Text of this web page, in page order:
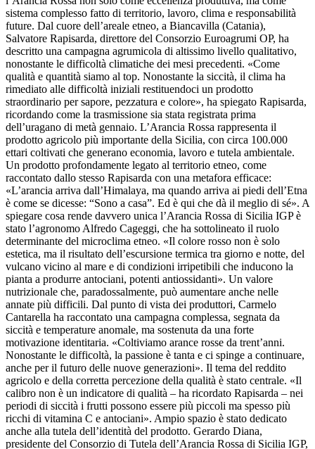
sistema complesso fatto di territorio, lavoro, clima e responsabilità
future. Dal cuore dell’areale etneo, a Biancavilla (Catania),
Salvatore Rapisarda, direttore del Consorzio Euroagrumi OP, ha
descritto una campagna agrumicola di altissimo livello qualitativo,
nonostante le difficoltà climatiche dei mesi precedenti. «Come
qualità e quantità siamo al top. Nonostante la siccità, il clima ha
rimediato alle difficoltà iniziali restituendoci un prodotto
straordinario per sapore, pezzatura e colore», ha spiegato Rapisarda,
ricordando come la trasmissione sia stata registrata prima
dell’uragano di metà gennaio. L’Arancia Rossa rappresenta il
prodotto agricolo più importante della Sicilia, con circa 100.000
ettari coltivati che generano economia, lavoro e tutela ambientale.
Un prodotto profondamente legato al territorio etneo, come
raccontato dallo stesso Rapisarda con una metafora efficace:
«L’arancia arriva dall’Himalaya, ma quando arriva ai piedi dell’Etna
è come se dicesse: “Sono a casa”. Ed è qui che dà il meglio di sé». A
spiegare cosa rende davvero unica l’Arancia Rossa di Sicilia IGP è
stato l’agronomo Alfredo Cageggi, che ha sottolineato il ruolo
determinante del microclima etneo. «Il colore rosso non è solo
estetica, ma il risultato dell’escursione termica tra giorno e notte, del
vulcano vicino al mare e di condizioni irripetibili che inducono la
pianta a produrre antociani, potenti antiossidanti». Un valore
nutrizionale che, paradossalmente, può aumentare anche nelle
annate più difficili. Dal punto di vista dei produttori, Carmelo
Cantarella ha raccontato una campagna complessa, segnata da
siccità e temperature anomale, ma sostenuta da una forte
motivazione identitaria. «Coltiviamo arance rosse da trent’anni.
Nonostante le difficoltà, la passione è tanta e ci spinge a continuare,
anche per il futuro delle nuove generazioni». Il tema del reddito
agricolo e della corretta percezione della qualità è stato centrale. «Il
calibro non è un indicatore di qualità – ha ricordato Rapisarda – nei
periodi di siccità i frutti possono essere più piccoli ma spesso più
ricchi di vitamina C e antociani». Ampio spazio è stato dedicato
anche alla tutela dell’identità del prodotto. Gerardo Diana,
presidente del Consorzio di Tutela dell’Arancia Rossa di Sicilia IGP,